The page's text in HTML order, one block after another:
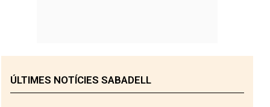
ÚLTIMES NOTÍCIES SABADELL